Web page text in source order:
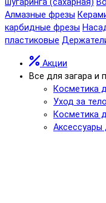
Алмазные фрезы
карбидные фрезы
пластиковые
Акции
Все для загара и
Косметика
Уход за
Косметика
Аксессуары